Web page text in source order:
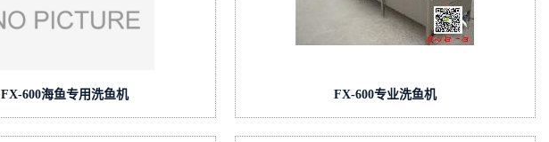
FX-600海鱼专用洗鱼机 FX-600专业洗鱼机